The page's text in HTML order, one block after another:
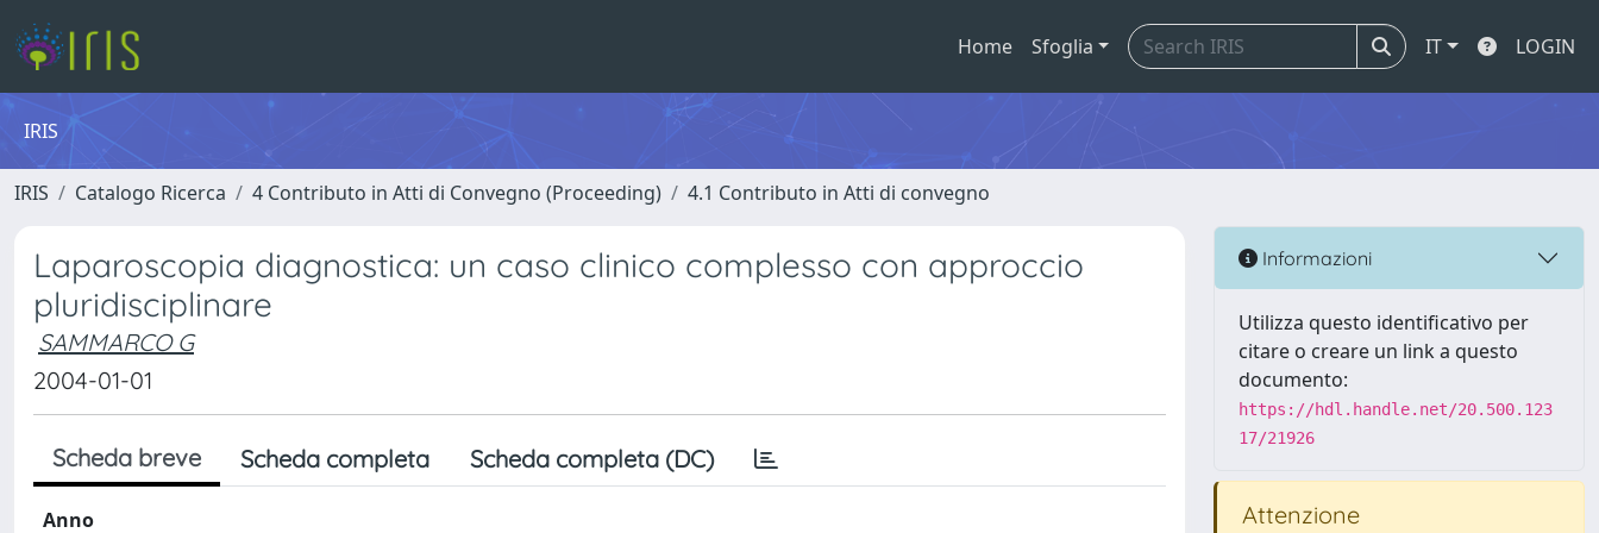
Home Sfoglia IT LOGIN
IRIS
IRIS Catalogo Ricerca 4 Contributo in Atti di Convegno (Proceeding) 4.1 Contributo in Atti di convegno
Laparoscopia diagnostica: un caso clinico complesso con approccio
pluridisciplinare
SAMMARCO G
2004-01-01
Scheda breve Scheda completa Scheda completa (DC)
Anno
Informazioni
Utilizza questo identificativo per
citare o creare un link a questo
documento:
https://hdl.handle.net/20.500.123
17/21926
Attenzione